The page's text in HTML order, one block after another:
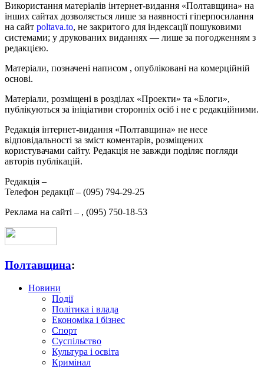
Використання матеріалів інтернет-видання «Полтавщина» на
інших сайтах дозволяється лише за наявності гіперпосилання
на сайт poltava.to, не закритого для індексації пошуковими
системами; у друкованих виданнях — лише за погодженням з
редакцією.
Матеріали, позначені написом , опубліковані на комерційній
основі.
Матеріали, розміщені в розділах «Проекти» та «Блоги»,
публікуються за ініціативи сторонніх осіб і не є редакційними.
Редакція інтернет-видання «Полтавщина» не несе
відповідальності за зміст коментарів, розміщених
користувачами сайту. Редакція не завжди поділяє погляди
авторів публікацій.
Редакція –
Телефон редакції – (095) 794-29-25
Реклама на сайті – , (095) 750-18-53
Полтавщина:
Новини
Події
Політика і влада
Економіка і бізнес
Спорт
Суспільство
Культура і освіта
Кримінал